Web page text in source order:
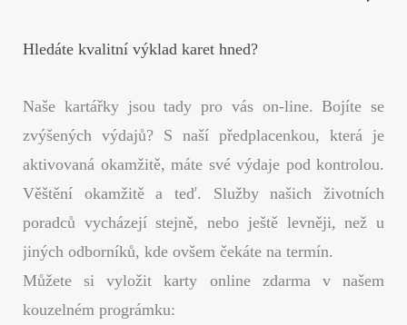
Hledáte kvalitní výklad karet hned?
Naše kartářky jsou tady pro vás on-line. Bojíte se
zvýšených výdajů? S naší předplacenkou, která je
aktivovaná okamžitě, máte své výdaje pod kontrolou.
Věštění okamžitě a teď. Služby našich životních
poradců vycházejí stejně, nebo ještě levněji, než u
jiných odborníků, kde ovšem čekáte na termín.
Můžete si vyložit karty online zdarma v našem
kouzelném prográmku: